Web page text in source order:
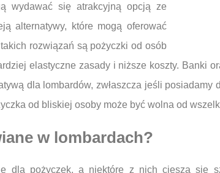
wydawać się atrakcyjną opcją ze
alternatywy, które mogą oferować
rozwiązań są pożyczki od osób
elastyczne zasady i niższe koszty. Banki
dla lombardów, zwłaszcza jeśli posiadamy
od bliskiej osoby może być wolna od
w lombardach?
dla pożyczek, a niektóre z nich cieszą się